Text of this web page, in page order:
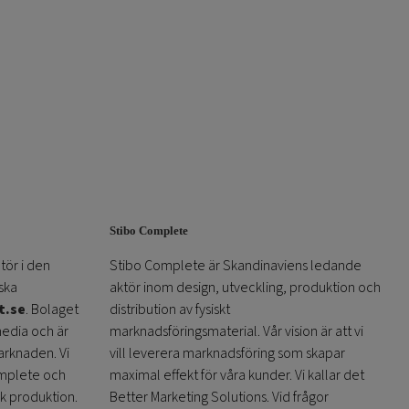
i den
. Bolaget
och är
Vi
och
produktion.
Stibo Complete
Stibo Complete är Skandinaviens ledande
aktör inom design, utveckling, produktion och
distribution av fysiskt
marknadsföringsmaterial. Vår vision är att vi
vill leverera marknadsföring som skapar
maximal effekt för våra kunder. Vi kallar det
Better Marketing Solutions. Vid frågor